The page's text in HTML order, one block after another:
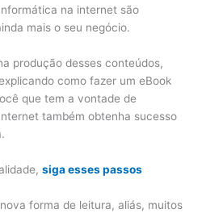
na internet são
mais o seu negócio.
produção desses conteúdos,
como fazer um eBook
que tem a vontade de
também obtenha sucesso
siga esses passos
forma de leitura, aliás, muitos